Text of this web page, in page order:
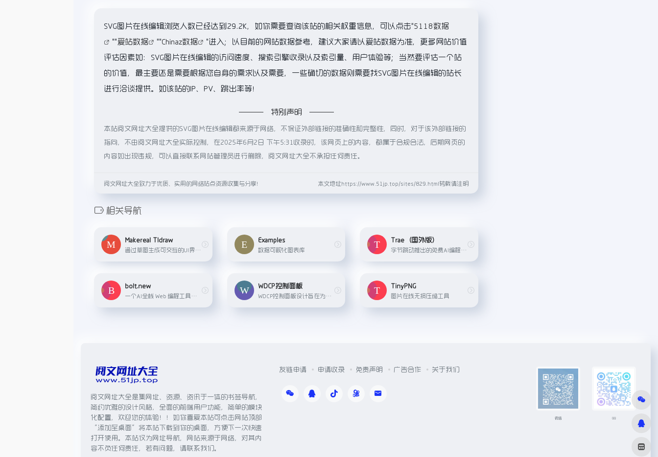
SVG图片在线编辑浏览人数已经达到29.2K，如你需要查询该站的相关权重信息，可以点击"5118数据
""爱站数据 ""Chinaz数据
"进入；以目前的网站数据参考，建议大家请以爱站数据为准，更多网站价值
评估因素如：SVG图片在线编辑的访问速度、搜索引擎收录以及索引量、用户体验等；当然要评估一个站
的价值，最主要还是需要根据您自身的需求以及需要，一些确切的数据则需要找SVG图片在线编辑的站长
进行洽谈提供。如该站的IP、PV、跳出率等！
特别声明
本站阅文网址大全提供的SVG图片在线编辑都来源于网络，不保证外部链接的准确性和完整性，同时，对于该外部链接的
指向，不由阅文网址大全实际控制，在2025年6月2日 下午5:31收录时，该网页上的内容，都属于合规合法，后期网页的
内容如出现违规，可以直接联系网站管理员进行删除，阅文网址大全不承担任何责任。
阅文网址大全致力于优质、实用的网络站点资源收集与分享！ 本文地址https://www.51jp.top/sites/829.html转载请注明
相关导航
Makereal Tldraw
通过草图生成可交互的UI界面和代码
Examples
数据可视化图表库
Trae（国外版）
字节跳动推出的免费AI编程工具，集成了 Claude 3.5 和 GPT-4o 等主流 AI 模型，完全免费使用。Trae 的主要功能包括 Builder 模式和 Chat 模式，其中 Builder 模式可帮助开发者从零...
bolt.new
一个AI全栈 Web 编程工具，自动编写代码、运行、编辑和部署应用程序。. Bolt․new依托于 WebContainers 技术，支持在浏览器中直接运行完整的 Node.js 环境，无需任何本...
WDCP控制面板
WDCP控制面板设计旨在为用户提供一站式网站及服务器管理解决方案。该控制面板能够轻松实现网站的全面管理，包括新站点的快速创建、现有网站内容的灵活编辑、过时网站的便捷删除以及网站数据的定期备份，确保网站生命周期内的各项操作均得以高效执行。
TinyPNG
图片在线无损压缩工具
阅文网址大全是集网址、资源、资讯于一体的书签导航，
简约优雅的设计风格，全面的前端用户功能，简单的模块
化配置，欢迎您的体验！！如你喜爱本站可点击网站顶部
“添加至桌面”将本站下载到你的桌面，方便下一次快速
打开使用。本站仅为网址导航，网站来源于网络，对其内
容不负任何责任，若有问题，请联系我们。
友链申请 申请收录 免责声明 广告合作 关于我们
微信 QQ